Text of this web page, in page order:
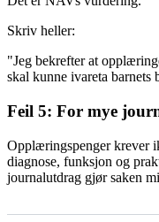
Skriv heller:
"Jeg bekrefter at
skal kunne ivareta barnets
Feil 5: For mye
Opplæringspenger krever
diagnose, funksjon og
journalutdrag gjør saken